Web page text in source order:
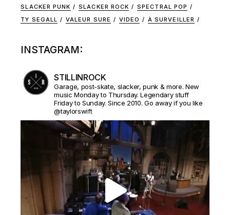
SLACKER PUNK
SLACKER ROCK
SPECTRAL POP
TY SEGALL
VALEUR SURE VIDEO À SURVEILLER
INSTAGRAM:
STILLINROCK
Garage, post-skate, slacker, punk & more. New
music Monday to Thursday. Legendary stuff
Friday to Sunday. Since 2010. Go away if you like
@taylorswift